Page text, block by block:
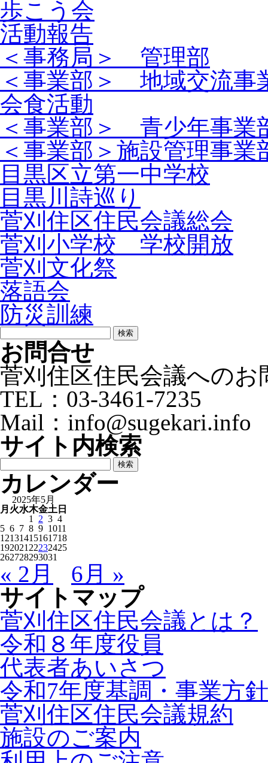
歩こう会
活動報告
＜事務局＞ 管理部
＜事業部＞ 地域交流事
会食活動
＜事業部＞ 青少年事業
＜事業部＞施設管理事業
目黒区立第一中学校
目黒川詩巡り
菅刈住区住民会議総会
菅刈小学校 学校開放
菅刈文化祭
落語会
防災訓練
検
索:
お問合せ
菅刈住区住民会議への
TEL：03-3461-7235
Mail：info@sugekari.info
サイト内検索
検
索:
カレンダー
2025年5月
月 火水木金土 日
1
2 3 4
5 6 7 8 9 1011
12131415161718
192021 22232425
262728293031
« 2月
6月 »
サイトマップ
菅刈住区住民会議とは？
令和８年度役員
代表者あいさつ
令和7年度基調・事業方針
菅刈住区住民会議規約
施設のご案内